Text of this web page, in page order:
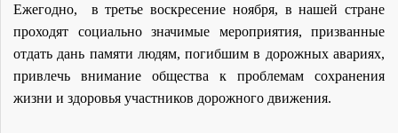
Ежегодно, в третье воскресение ноября, в нашей стране
проходят социально значимые мероприятия, призванные
отдать дань памяти людям, погибшим в дорожных авариях,
привлечь внимание общества к проблемам сохранения
жизни и здоровья участников дорожного движения.